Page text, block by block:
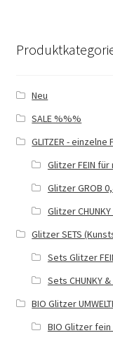
Neu
SALE %%%
GLITZER - einzelne
Glitzer FEIN für
Glitzer GROB
Glitzer CHUNKY
Glitzer SETS
Sets Glitzer
Sets CHUNKY &
BIO Glitzer
BIO Glitzer fein